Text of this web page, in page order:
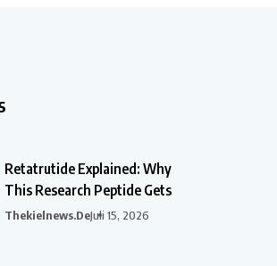
Retatrutide Explained: Why
This Research Peptide Gets
Thekielnews.deJuli 15, 2026